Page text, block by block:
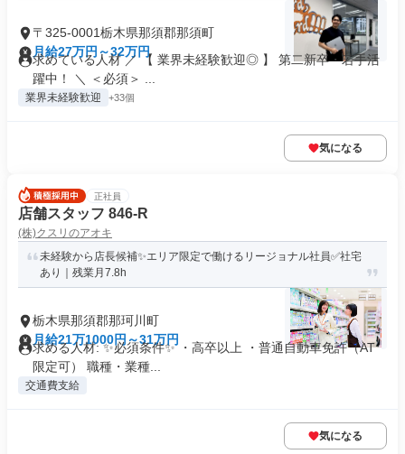
〒325-0001栃木県那須郡那須町
月給27万円～32万円
求めている人材 ／ 【 業界未経験歓迎◎ 】 第二新卒・若手活
躍中！ ＼ ＜必須＞ ...
業界未経験歓迎 +33個
気になる
正社員
店舗スタッフ 846-R
(株)クスリのアオキ
未経験から店長候補✨エリア限定で働けるリージョナル社員✅社宅
あり｜残業月7.8h
栃木県那須郡那珂川町
月給21万1000円～31万円
求める人材: ✨必須条件✨ ・高卒以上 ・普通自動車免許（AT
限定可） 職種・業種...
交通費支給
気になる